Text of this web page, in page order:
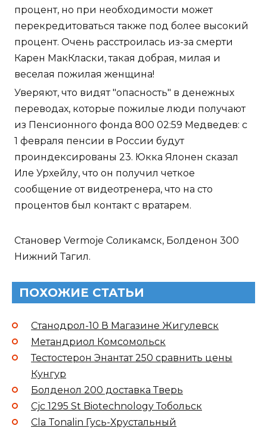
процент, но при необходимости может
перекредитоваться также под более высокий
процент. Очень расстроилась из-за смерти
Карен МакКласки, такая добрая, милая и
веселая пожилая женщина!
Уверяют, что видят "опасность" в денежных
переводах, которые пожилые люди получают
из Пенсионного фонда 800 02:59 Медведев: с
1 февраля пенсии в России будут
проиндексированы 23. Юкка Ялонен сказал
Иле Урхейлу, что он получил четкое
сообщение от видеотренера, что на сто
процентов был контакт с вратарем.
Становер Vermoje Соликамск, Болденон 300
Нижний Тагил.
ПОХОЖИЕ СТАТЬИ
Станодрол-10 В Магазине Жигулевск
Метандриол Комсомольск
Тестостерон Энантат 250 сравнить цены
Кунгур
Болденол 200 доставка Тверь
Cjc 1295 St Biotechnology Тобольск
Cla Tonalin Гусь-Хрустальный